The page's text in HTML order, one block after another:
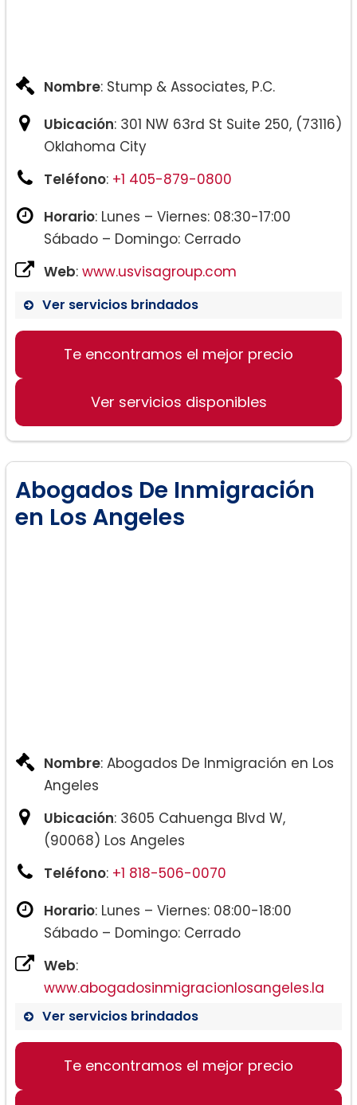
Nombre: Stump & Associates, P.C.
Ubicación: 301 NW 63rd St Suite 250, (73116)
Oklahoma City
Teléfono: +1 405-879-0800
Horario: Lunes – Viernes: 08:30-17:00
Sábado – Domingo: Cerrado
Web: www.usvisagroup.com
Ver servicios brindados
Te encontramos el mejor precio
Ver servicios disponibles
Abogados De Inmigración
en Los Angeles
Nombre: Abogados De Inmigración en Los
Angeles
Ubicación: 3605 Cahuenga Blvd W,
(90068) Los Angeles
Teléfono: +1 818-506-0070
Horario: Lunes – Viernes: 08:00-18:00
Sábado – Domingo: Cerrado
Web:
www.abogadosinmigracionlosangeles.la
Ver servicios brindados
Te encontramos el mejor precio